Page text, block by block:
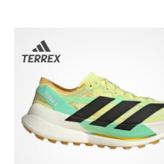
används
6. 8. 2026